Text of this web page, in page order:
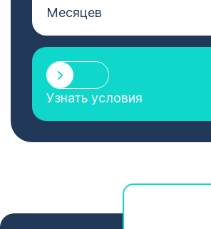
Месяцев
Узнать условия